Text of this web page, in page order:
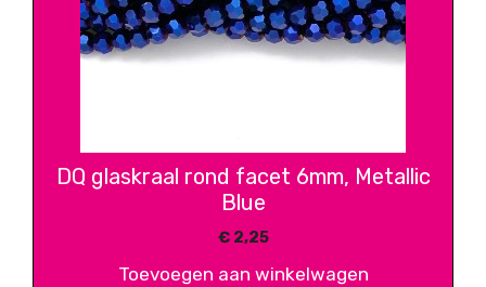
DQ glaskraal rond facet 6mm, Metallic
Blue
€2,25
Toevoegen aan winkelwagen